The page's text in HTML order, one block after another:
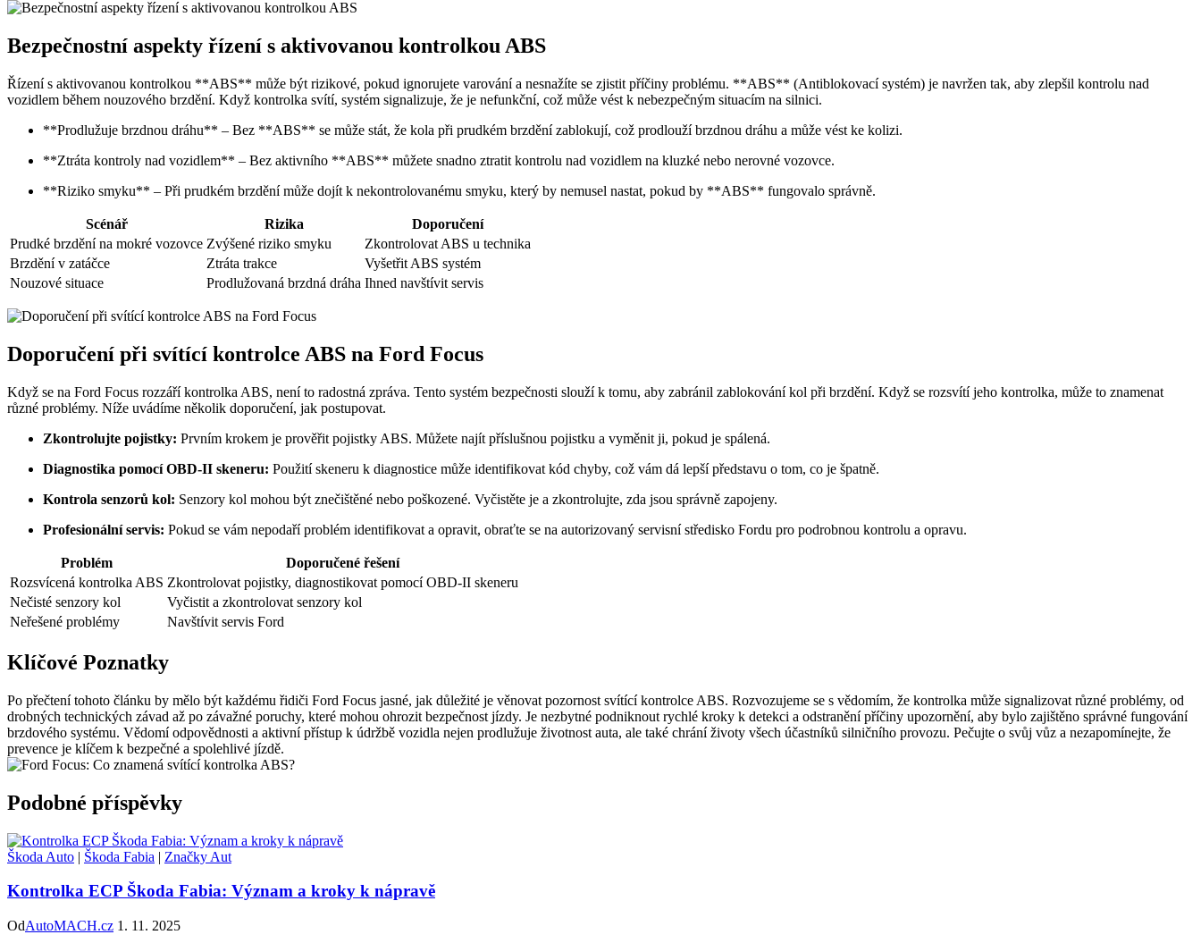
Bezpečnostní aspekty řízení s aktivovanou kontrolkou ABS
Řízení s aktivovanou kontrolkou **ABS** může být rizikové, pokud ignorujete varování a nesnažíte se zjistit příčiny problému. **ABS** (Antiblokovací systém) je navržen tak, aby zlepšil kontrolu nad
vozidlem během nouzového brzdění. Když kontrolka svítí, systém signalizuje, že je nefunkční, což může vést k nebezpečným situacím na silnici.
**Prodlužuje brzdnou dráhu** – Bez **ABS** se může stát, že kola při prudkém brzdění zablokují, což prodlouží brzdnou dráhu a může vést ke kolizi.
**Ztráta kontroly nad vozidlem** – Bez aktivního **ABS** můžete snadno ztratit kontrolu nad vozidlem na kluzké nebo nerovné vozovce.
**Riziko smyku** – Při prudkém brzdění může dojít k nekontrolovanému smyku, který by nemusel nastat, pokud by **ABS** fungovalo správně.
Scénář Rizika
Doporučení
Prudké brzdění na mokré vozovce Zvýšené riziko smyku
Zkontrolovat ABS u technika
Brzdění v zatáčce
Ztráta trakce
Vyšetřit ABS systém
Nouzové situace
Prodlužovaná brzdná dráha Ihned navštívit servis
Doporučení při svítící kontrolce ABS na Ford Focus
Když se na Ford Focus rozzáří kontrolka ABS, není to radostná zpráva. Tento systém bezpečnosti slouží k tomu, aby zabránil zablokování kol při brzdění. Když se rozsvítí jeho kontrolka, může to znamenat
různé problémy. Níže uvádíme několik doporučení, jak postupovat.
Zkontrolujte pojistky: Prvním krokem je prověřit pojistky ABS. Můžete najít příslušnou pojistku a vyměnit ji, pokud je spálená.
Diagnostika pomocí OBD-II skeneru: Použití skeneru k diagnostice může identifikovat kód chyby, což vám dá lepší představu o tom, co je špatně.
Kontrola senzorů kol: Senzory kol mohou být znečištěné nebo poškozené. Vyčistěte je a zkontrolujte, zda jsou správně zapojeny.
Profesionální servis: Pokud se vám nepodaří problém identifikovat a opravit, obraťte se na autorizovaný servisní středisko Fordu pro podrobnou kontrolu a opravu.
Problém
Doporučené řešení
Rozsvícená kontrolka ABS Zkontrolovat pojistky, diagnostikovat pomocí OBD-II skeneru
Nečisté senzory kol
Vyčistit a zkontrolovat senzory kol
Neřešené problémy
Navštívit servis Ford
Klíčové Poznatky
Po přečtení tohoto článku by mělo být každému řidiči Ford Focus jasné, jak důležité je věnovat pozornost svítící kontrolce ABS. Rozvozujeme se s vědomím, že kontrolka může signalizovat různé problémy, od
drobných technických závad až po závažné poruchy, které mohou ohrozit bezpečnost jízdy. Je nezbytné podniknout rychlé kroky k detekci a odstranění příčiny upozornění, aby bylo zajištěno správné fungování
brzdového systému. Vědomí odpovědnosti a aktivní přístup k údržbě vozidla nejen prodlužuje životnost auta, ale také chrání životy všech účastníků silničního provozu. Pečujte o svůj vůz a nezapomínejte, že
prevence je klíčem k bezpečné a spolehlivé jízdě.
Podobné příspěvky
Škoda Auto | Škoda Fabia | Značky Aut
Kontrolka ECP Škoda Fabia: Význam a kroky k nápravě
OdAutoMACH.cz 1. 11. 2025